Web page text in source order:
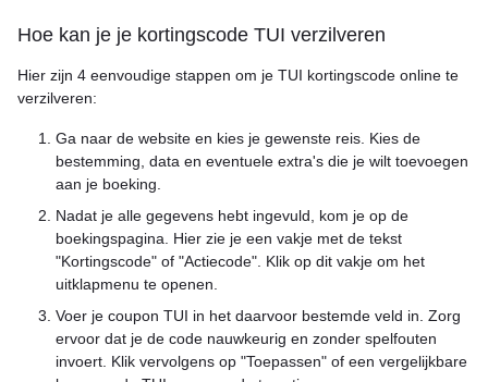
Hoe kan je je kortingscode TUI verzilveren
Hier zijn 4 eenvoudige stappen om je TUI kortingscode online te
verzilveren:
Ga naar de website en kies je gewenste reis. Kies de
bestemming, data en eventuele extra's die je wilt toevoegen
aan je boeking.
Nadat je alle gegevens hebt ingevuld, kom je op de
boekingspagina. Hier zie je een vakje met de tekst
"Kortingscode" of "Actiecode". Klik op dit vakje om het
uitklapmenu te openen.
Voer je coupon TUI in het daarvoor bestemde veld in. Zorg
ervoor dat je de code nauwkeurig en zonder spelfouten
invoert. Klik vervolgens op "Toepassen" of een vergelijkbare